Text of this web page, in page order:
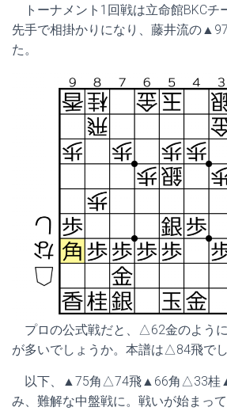
トーナメント1回戦は立命館BKCチ
先手で相掛かりになり、藤井流の
た。
プロの公式戦だと、△62金のよう
が多いでしょうか。本譜は△84飛でし
以下、▲75角△74飛▲66角△33桂
み、難解な中盤戦に。戦いが始まっ